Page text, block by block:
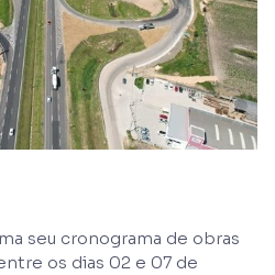
seu cronograma de obras
os dias 02 e 07 de